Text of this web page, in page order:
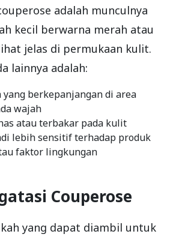
adalah munculnya
kecil berwarna merah atau
jelas di permukaan kulit.
lainnya adalah:
yang berkepanjangan di area
wajah
atau terbakar pada kulit
lebih sensitif terhadap produk
faktor lingkungan
Couperose
yang dapat diambil untuk